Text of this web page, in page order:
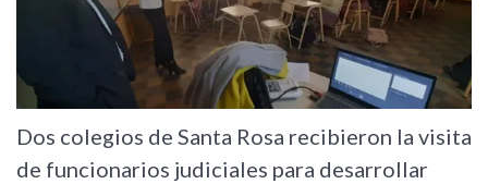
Dos colegios de Santa Rosa recibieron la visita
de funcionarios judiciales para desarrollar